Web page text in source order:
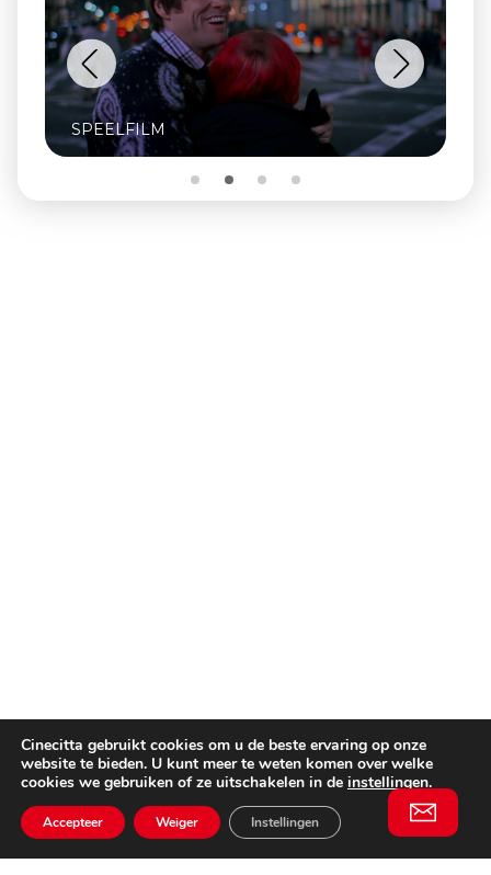
SPEELFILM
Cinecitta gebruikt cookies om u de beste ervaring op onze
website te bieden. U kunt meer te weten komen over welke
cookies we gebruiken of ze uitschakelen in de instellingen.
Accepteer Weiger Instellingen